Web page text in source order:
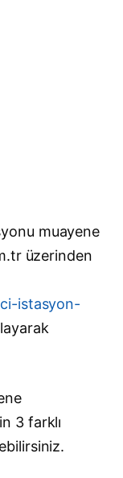
muayene
üzerinden
istasyon-
3 farklı